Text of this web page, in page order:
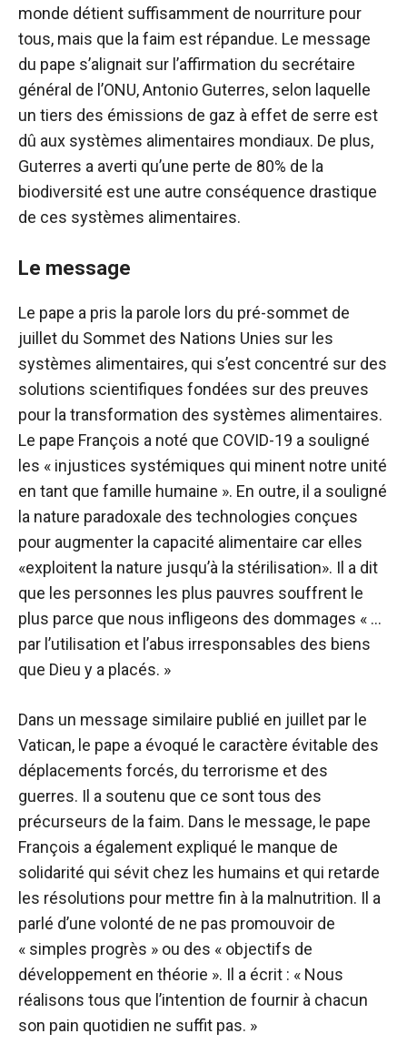
monde détient suffisamment de nourriture pour
tous, mais que la faim est répandue. Le message
du pape s’alignait sur l’affirmation du secrétaire
général de l’ONU, Antonio Guterres, selon laquelle
un tiers des émissions de gaz à effet de serre est
dû aux systèmes alimentaires mondiaux. De plus,
Guterres a averti qu’une perte de 80% de la
biodiversité est une autre conséquence drastique
de ces systèmes alimentaires.
Le message
Le pape a pris la parole lors du pré-sommet de
juillet du Sommet des Nations Unies sur les
systèmes alimentaires, qui s’est concentré sur des
solutions scientifiques fondées sur des preuves
pour la transformation des systèmes alimentaires.
Le pape François a noté que COVID-19 a souligné
les « injustices systémiques qui minent notre unité
en tant que famille humaine ». En outre, il a souligné
la nature paradoxale des technologies conçues
pour augmenter la capacité alimentaire car elles
«exploitent la nature jusqu’à la stérilisation». Il a dit
que les personnes les plus pauvres souffrent le
plus parce que nous infligeons des dommages « …
par l’utilisation et l’abus irresponsables des biens
que Dieu y a placés. »
Dans un message similaire publié en juillet par le
Vatican, le pape a évoqué le caractère évitable des
déplacements forcés, du terrorisme et des
guerres. Il a soutenu que ce sont tous des
précurseurs de la faim. Dans le message, le pape
François a également expliqué le manque de
solidarité qui sévit chez les humains et qui retarde
les résolutions pour mettre fin à la malnutrition. Il a
parlé d’une volonté de ne pas promouvoir de
« simples progrès » ou des « objectifs de
développement en théorie ». Il a écrit : « Nous
réalisons tous que l’intention de fournir à chacun
son pain quotidien ne suffit pas. »